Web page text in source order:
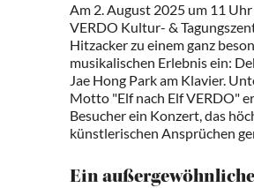
Am 2. August 2025 um 11
VERDO Kultur- &
Hitzacker zu einem ganz
musikalischen Erlebnis ein:
Jae Hong Park am Klavier.
Motto "Elf nach Elf VERDO"
Besucher ein Konzert, das
künstlerischen Ansprüchen
Ein